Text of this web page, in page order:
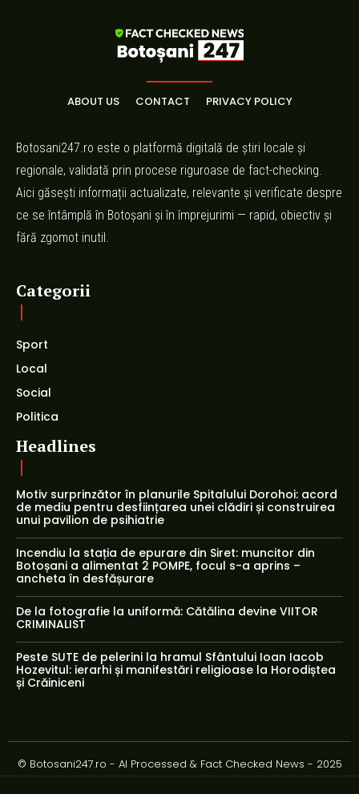
ABOUT US CONTACT PRIVACY POLICY
Botosani247.ro este o platformă digitală de știri locale și
regionale, validată prin procese riguroase de fact-checking.
Aici găsești informații actualizate, relevante și verificate despre
ce se întâmplă în Botoșani și în împrejurimi — rapid, obiectiv și
fără zgomot inutil.
Categorii
Sport
Local
Social
Politica
Headlines
Motiv surprinzător în planurile Spitalului Dorohoi: acord
de mediu pentru desființarea unei clădiri și construirea
unui pavilion de psihiatrie
Incendiu la stația de epurare din Siret: muncitor din
Botoșani a alimentat 2 POMPE, focul s-a aprins –
ancheta în desfășurare
De la fotografie la uniformă: Cătălina devine VIITOR
CRIMINALIST
Peste SUTE de pelerini la hramul Sfântului Ioan Iacob
Hozevitul: ierarhi și manifestări religioase la Horodiștea
și Crăiniceni
© Botosani247.ro - AI Processed & Fact Checked News - 2025